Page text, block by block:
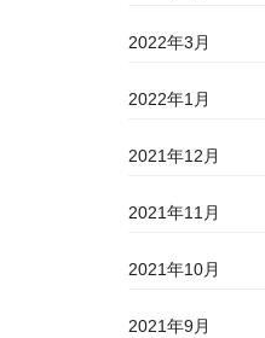
2022年3月
2022年1月
2021年12月
2021年11月
2021年10月
2021年9月